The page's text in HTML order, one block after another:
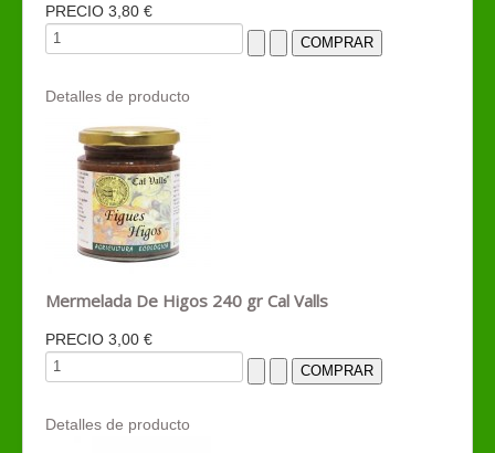
PRECIO 3,80 €
Detalles de producto
Mermelada De Higos 240 gr Cal Valls
PRECIO 3,00 €
Detalles de producto